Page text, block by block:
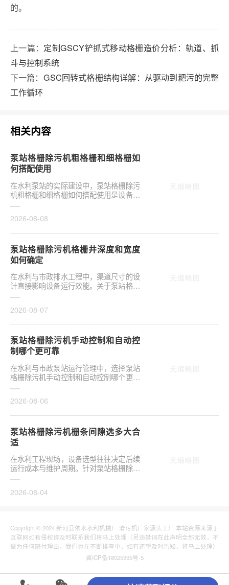
的。
上一篇： 定制GSCY铲抓式移动格栅造价分析：轨道、抓
斗与控制系统
下一篇： GSC回转式格栅结构详解：从驱动到耙污的完整
工作循环
相关内容
泵站格栅除污机粗格栅和细格栅如
何搭配使用
在水利泵站的实际建设中，泵站格栅除污
机粗格栅和细格栅如何搭配使用是设备选
型的关键环节。合理配置直接影响后续水
2026-08-08
泵站格栅除污机格栅井深度和宽度
如何确定
在水利与市政排水工程中，渠道尺寸的设
计直接影响设备运行效能。关于泵站格栅
除污机格栅井深度和宽度如何确定，是前
2026-08-07
泵站格栅除污机手动控制和自动控
制哪个更可靠
在水利与市政泵站运行管理中，选择泵站
格栅除污机手动控制和自动控制哪个更可
靠，往往是项目决策的关键环节。这并非
2026-08-06
泵站格栅除污机栅条间隙选多大合
适
在水利工程现场，设备选型往往决定后续
运行成本与维护周期。针对泵站格栅除污
机栅条间隙选多大合适，需结合具体工况
2026-08-04
Copyright © 2024 新河县依水水利机械厂 清污机厂家源头工厂 本站资源来源于
互联网如有侵权请及时联系我们将马上处理（另违禁词在此声明全部无效，不
做为任何赔付理由，我们也在不断排查中，如有还望及时告知，将马上处理）
冀ICP备18025995号-5